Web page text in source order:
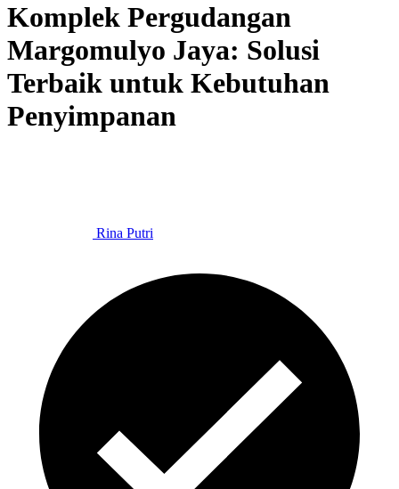
Komplek Pergudangan
Margomulyo Jaya: Solusi
Terbaik untuk Kebutuhan
Penyimpanan
Rina Putri